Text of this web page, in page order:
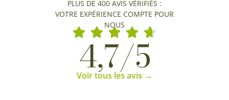
PLUS DE 400 AVIS VÉRIFIÉS :
VOTRE EXPÉRIENCE COMPTE POUR
NOUS
4,7/5
Voir tous les avis →